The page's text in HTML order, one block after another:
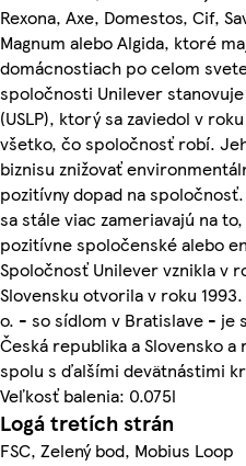
Rexona, Axe, Domestos, Cif,
Magnum alebo Algida, ktoré
domácnostiach po celom
spoločnosti Unilever
(USLP), ktorý sa zaviedol v
všetko, čo spoločnosť robí.
biznisu znižovať
pozitívny dopad na
sa stále viac zameriavajú na
pozitívne spoločenské alebo
Spoločnosť Unilever vznikla v
Slovensku otvorila v roku
o. - so sídlom v Bratislave - je
Česká republika a Slovensko a
spolu s ďalšími devätnástimi
Veľkosť balenia: 0.075l
Logá tretích strán
FSC, Zelený bod, Mobius Loop